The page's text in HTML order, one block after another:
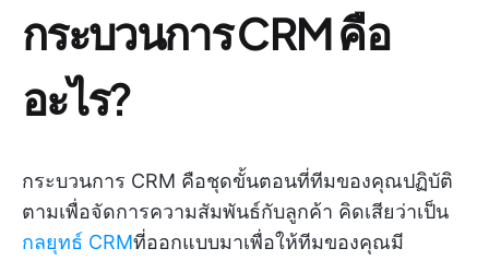
กระบวนการ CRM คือ
อะไร?
กระบวนการ CRM คือชุดขั้นตอนที่ทีมของคุณปฏิบัติ
ตามเพื่อจัดการความสัมพันธ์กับลูกค้า คิดเสียว่าเป็น
กลยุทธ์ CRMที่ออกแบบมาเพื่อให้ทีมของคุณมี